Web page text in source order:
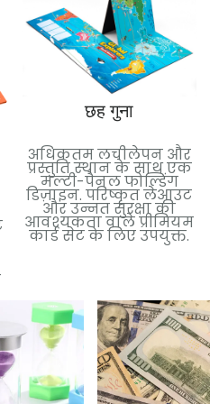
छह गुना
अधिकतम लचीलेपन और
प्रस्तुति स्थान के साथ एक
मल्टी-पैनल फोल्डिंग
डिज़ाइन. परिष्कृत लेआउट
और उन्नत सुरक्षा की
आवश्यकता वाले प्रीमियम
कार्ड सेट के लिए उपयुक्त.